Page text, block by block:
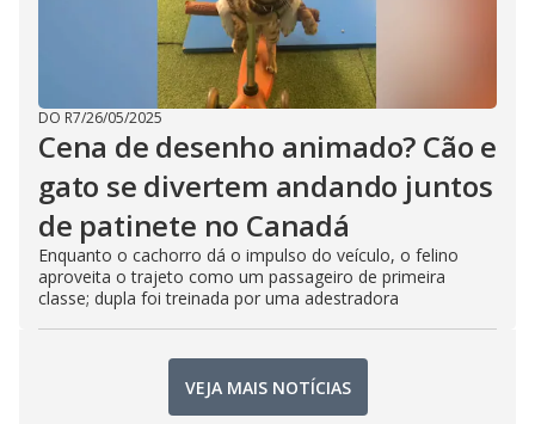
DO R7/26/05/2025
Cena de desenho animado? Cão e
gato se divertem andando juntos
de patinete no Canadá
Enquanto o cachorro dá o impulso do veículo, o felino
aproveita o trajeto como um passageiro de primeira
classe; dupla foi treinada por uma adestradora
VEJA MAIS NOTÍCIAS